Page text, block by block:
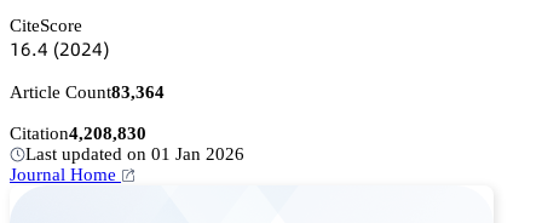
CiteScore
声炆.鋺 (缗蔡缗鋺)
Article Count83,364
Citation4,208,830
Last updated on 01 Jan 2026
Journal Home